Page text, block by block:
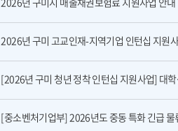
2026년 구미 고교인재-지역기업 인턴십 지원사업 운영 참여기업
[2026년 구미 청년 정착 인턴십 지원사업] 대학생 인턴십 운영
[중소벤처기업부] 2026년도 중동 특화 긴급 물류바우처 사업